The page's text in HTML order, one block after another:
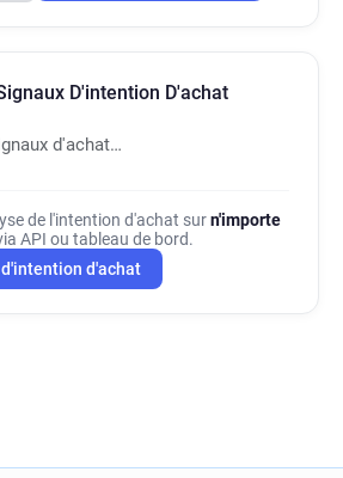
D'intention D'achat
d'achat…
de l'intention d'achat surn'importe
API ou tableau de bord.
d'intention d'achat